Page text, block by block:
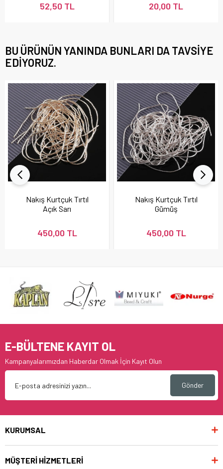
52,50 TL 20,00 TL
BU ÜRÜNÜN YANINDA BUNLARI DA TAVSIYE
EDIYORUZ.
Nakış Kurtçuk Tırtıl
Açık Sarı
450,00 TL
Nakış Kurtçuk Tırtıl
Gümüş
450,00 TL
E-BÜLTENE KAYIT OL
Kampanyalarımızdan Haberdar Olmak İçin Kayıt Olun
Gönder
KURUMSAL
MÜŞTERİ HİZMETLERİ